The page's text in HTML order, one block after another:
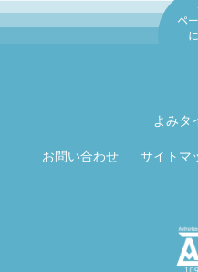
よみタ
お問い合わせ サイトマ